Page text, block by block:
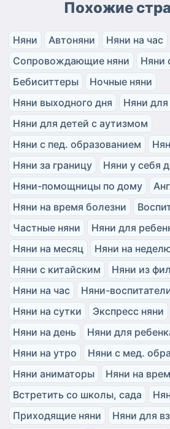
Похожие
Няни Автоняни
Няни на час
Сопровождающие няни
Няни
Бебиситтеры
Ночные няни
Няни выходного дня
Няни
Няни для детей с аутизмом
Няни с пед. образованием
Няни за границу
Няни у себя
Няни-помощницы по дому
Няни на время болезни
Частные няни
Няни для
Няни на месяц
Няни на
Няни с китайским
Няни из
Няни на час
Няни-
Няни на сутки
Экспресс няни
Няни на день
Няни для
Няни на утро
Няни с мед.
Няни аниматоры
Няни на
Встретить со школы, сада
Приходящие няни
Няни для